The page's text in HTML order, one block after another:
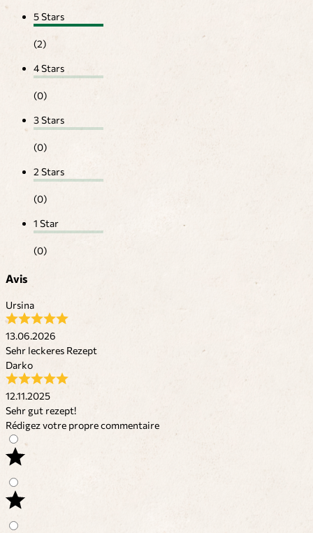
5 Stars
(2)
4 Stars
(0)
3 Stars
(0)
2 Stars
(0)
1 Star
(0)
Avis
Ursina
13.06.2026
Sehr leckeres Rezept
Darko
12.11.2025
Sehr gut rezept!
Rédigez votre propre commentaire